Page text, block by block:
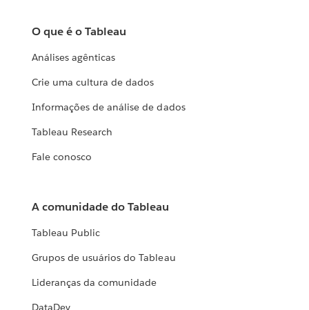
O que é o Tableau
Análises agênticas
Crie uma cultura de dados
Informações de análise de dados
Tableau Research
Fale conosco
A comunidade do Tableau
Tableau Public
Grupos de usuários do Tableau
Lideranças da comunidade
DataDev